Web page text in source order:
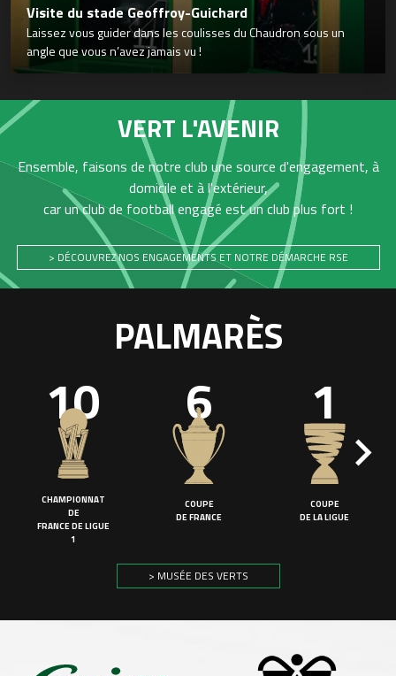
Visite du stade Geoffroy-Guichard
Laissez vous guider dans les coulisses du Chaudron sous un
angle que vous n’avez jamais vu !
VERT L'AVENIR
Ensemble, faisons de notre club une source d'engagement, à
domicile et à l'extérieur,
car un club de football engagé est un club plus fort !
> DÉCOUVREZ NOS ENGAGEMENTS ET NOTRE DÉMARCHE RSE
PALMARÈS
10
CHAMPIONNAT
DE
FRANCE DE LIGUE
1
6
COUPE
DE FRANCE
1
COUPE
DE LA LIGUE
> MUSÉE DES VERTS